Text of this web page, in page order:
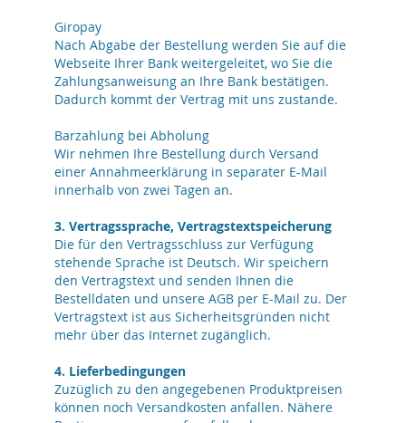
Giropay
Nach Abgabe der Bestellung werden Sie auf die
Webseite Ihrer Bank weitergeleitet, wo Sie die
Zahlungsanweisung an Ihre Bank bestätigen.
Dadurch kommt der Vertrag mit uns zustande.
Barzahlung bei Abholung
Wir nehmen Ihre Bestellung durch Versand
einer Annahmeerklärung in separater E-Mail
innerhalb von zwei Tagen an.
3. Vertragssprache, Vertragstextspeicherung
Die für den Vertragsschluss zur Verfügung
stehende Sprache ist Deutsch. Wir speichern
den Vertragstext und senden Ihnen die
Bestelldaten und unsere AGB per E-Mail zu. Der
Vertragstext ist aus Sicherheitsgründen nicht
mehr über das Internet zugänglich.
4. Lieferbedingungen
Zuzüglich zu den angegebenen Produktpreisen
können noch Versandkosten anfallen. Nähere